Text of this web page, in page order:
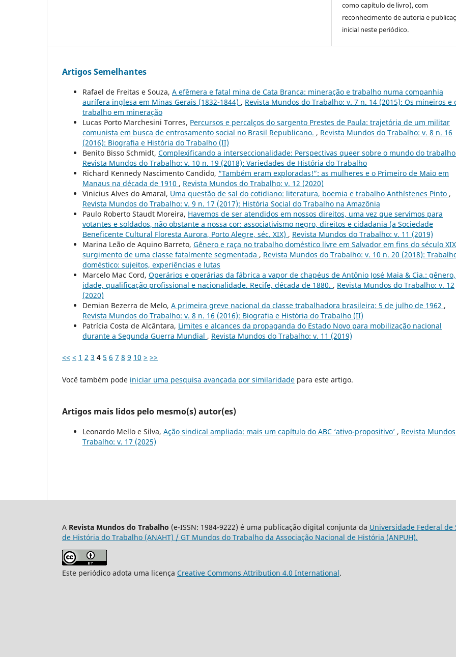
como capítulo de livro), com
reconhecimento de autoria e
inicial neste periódico.
Artigos Semelhantes
Rafael de Freitas e Souza, A efêmera e fatal mina de Cata Branca: mineração e trabalho numa companhia
aurífera inglesa em Minas Gerais (1832-1844) , Revista Mundos do Trabalho: v. 7 n. 14 (2015): Os mineiros e
trabalho em mineração
Lucas Porto Marchesini Torres, Percursos e percalços do sargento Prestes de Paula: trajetória de um militar
comunista em busca de entrosamento social no Brasil Republicano. , Revista Mundos do Trabalho: v. 8 n. 16
(2016): Biografia e História do Trabalho (II)
Benito Bisso Schmidt, Complexificando a interseccionalidade: Perspectivas queer sobre o mundo do trabalho
Revista Mundos do Trabalho: v. 10 n. 19 (2018): Variedades de História do Trabalho
Richard Kennedy Nascimento Candido, “Também eram exploradas!”: as mulheres e o Primeiro de Maio em
Manaus na década de 1910 , Revista Mundos do Trabalho: v. 12 (2020)
Vinicius Alves do Amaral, Uma questão de sal do cotidiano: literatura, boemia e trabalho Anthístenes Pinto ,
Revista Mundos do Trabalho: v. 9 n. 17 (2017): História Social do Trabalho na Amazônia
Paulo Roberto Staudt Moreira, Havemos de ser atendidos em nossos direitos, uma vez que servimos para
votantes e soldados, não obstante a nossa cor: associativismo negro, direitos e cidadania (a Sociedade
Beneficente Cultural Floresta Aurora, Porto Alegre, séc. XIX) , Revista Mundos do Trabalho: v. 11 (2019)
Marina Leão de Aquino Barreto, Gênero e raça no trabalho doméstico livre em Salvador em fins do século
surgimento de uma classe fatalmente segmentada , Revista Mundos do Trabalho: v. 10 n. 20 (2018):
doméstico: sujeitos, experiências e lutas
Marcelo Mac Cord, Operários e operárias da fábrica a vapor de chapéus de Antônio José Maia & Cia.: gênero,
idade, qualificação profissional e nacionalidade. Recife, década de 1880. , Revista Mundos do Trabalho: v. 12
(2020)
Demian Bezerra de Melo, A primeira greve nacional da classe trabalhadora brasileira: 5 de julho de 1962 ,
Revista Mundos do Trabalho: v. 8 n. 16 (2016): Biografia e História do Trabalho (II)
Patrícia Costa de Alcântara, Limites e alcances da propaganda do Estado Novo para mobilização nacional
durante a Segunda Guerra Mundial , Revista Mundos do Trabalho: v. 11 (2019)
<< < 1 2 3 4 5 6 7 8 9 10 > >>
Você também pode iniciar uma pesquisa avançada por similaridade para este artigo.
Artigos mais lidos pelo mesmo(s) autor(es)
Leonardo Mello e Silva, Ação sindical ampliada: mais um capítulo do ABC ‘ativo-propositivo’ , Revista
Trabalho: v. 17 (2025)
A Revista Mundos do Trabalho (e-ISSN: 1984-9222) é uma publicação digital conjunta da Universidade Federal de
de História do Trabalho (ANAHT) / GT Mundos do Trabalho da Associação Nacional de História (ANPUH).
Este periódico adota uma licença Creative Commons Attribution 4.0 International.